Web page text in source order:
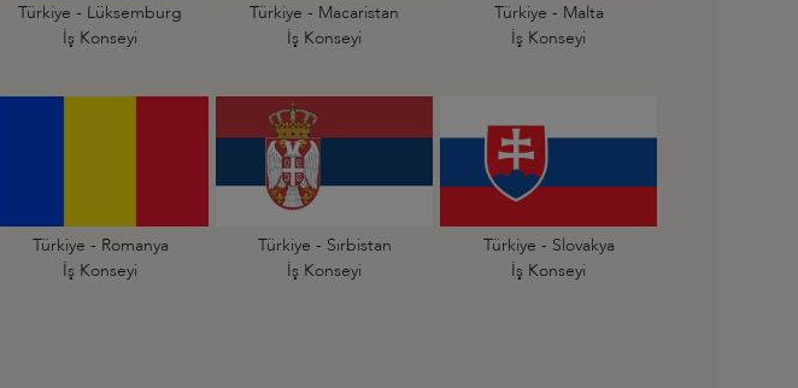
Türkiye - Lüksemburg
İş Konseyi
Türkiye - Macaristan
İş Konseyi
Türkiye - Malta
İş Konseyi
Türkiye - Romanya
İş Konseyi
Türkiye - Sırbistan
İş Konseyi
Türkiye - Slovakya
İş Konseyi